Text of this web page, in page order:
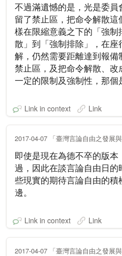
不過滿遺憾的是，光是委
留了禁止區，把命令解散
樣在限縮意義之下的「強
散」到「強制排除」，在
解，仍然需要距離達到報
禁止區，及把命令解散、改
一定的限制及強制性，那個
Link in context Link
2017-04-07 「臺灣言論自由之發展
即使是現在為德不卒的版本
過，因此在談言論自由日
些現實的期待言論自由的積
邊。
Link in context Link
2017-04-07 「臺灣言論自由之發展